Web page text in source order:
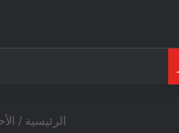
الرئيسية /